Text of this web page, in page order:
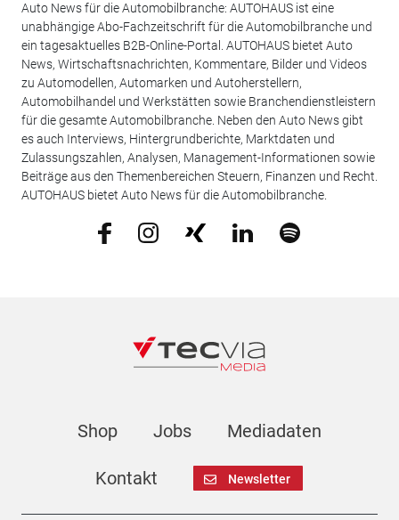
Auto News für die Automobilbranche: AUTOHAUS ist eine
unabhängige Abo-Fachzeitschrift für die Automobilbranche und
ein tagesaktuelles B2B-Online-Portal. AUTOHAUS bietet Auto
News, Wirtschaftsnachrichten, Kommentare, Bilder und Videos
zu Automodellen, Automarken und Autoherstellern,
Automobilhandel und Werkstätten sowie Branchendienstleistern
für die gesamte Automobilbranche. Neben den Auto News gibt
es auch Interviews, Hintergrundberichte, Marktdaten und
Zulassungszahlen, Analysen, Management-Informationen sowie
Beiträge aus den Themenbereichen Steuern, Finanzen und Recht.
AUTOHAUS bietet Auto News für die Automobilbranche.
Shop Jobs Mediadaten
Kontakt Newsletter